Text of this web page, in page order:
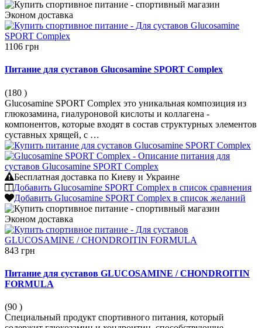
Эконом доставка
1106 грн
Питание для суставов Glucosamine SPORT Complex
(180 )
Glucosamine SPORT Complex это уникальная композиция из
глюкозамина, гиалуроновой кислоты и коллагена -
компонентов, которые входят в состав структурных элементов
суставных хрящей, с …
Бесплатная доставка по Киеву и Украине
Добавить Glucosamine SPORT Complex в список сравнения
Добавить Glucosamine SPORT Complex в список желаний
Эконом доставка
843 грн
Питание для суставов GLUCOSAMINE / CHONDROITIN
FORMULA
(90 )
Специальный продукт спортивного питания, который